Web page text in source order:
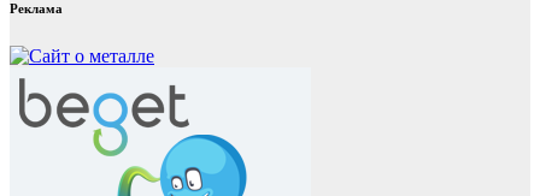
Реклама